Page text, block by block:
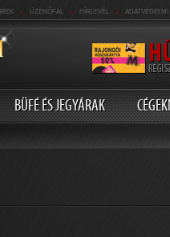
. ÜZENŐFAL . HÍRLEVÉL . ADATVÉDELMI
BÜFÉ ÉS JEGYÁRAK